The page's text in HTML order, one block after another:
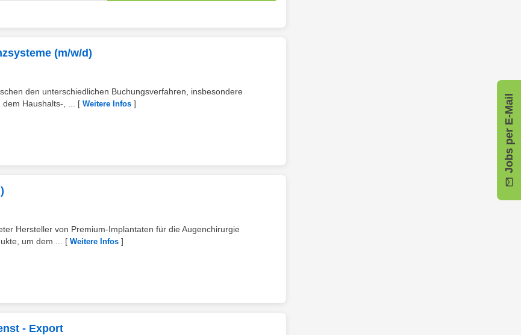
(m/w/d)
den unterschiedlichen Buchungsverfahren, insbesondere
Haushalts-, ...
[ Weitere Infos ]
Hersteller von Premium-Implantaten für die Augenchirurgie
um dem ...
[ Weitere Infos ]
- Export
Jobs per E-Mail